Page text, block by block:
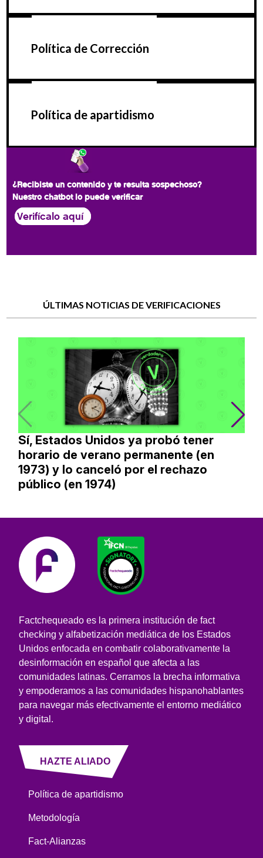
Política de Corrección
Política de apartidismo
¿Recibiste un contenido y te resulta sospechoso?
Nuestro chatbot lo puede verificar
Verifícalo aquí
ÚLTIMAS NOTICIAS DE VERIFICACIONES
Sí, Estados Unidos ya probó tener
horario de verano permanente (en
1973) y lo canceló por el rechazo
público (en 1974)
Factchequeado es la primera institución de fact
checking y alfabetización mediática de los Estados
Unidos enfocada en combatir colaborativamente la
desinformación en español que afecta a las
comunidades latinas. Cerramos la brecha informativa
y empoderamos a las comunidades hispanohablantes
para navegar más efectivamente el entorno mediático
y digital.
HAZTE ALIADO
Política de apartidismo
Metodología
Fact-Alianzas